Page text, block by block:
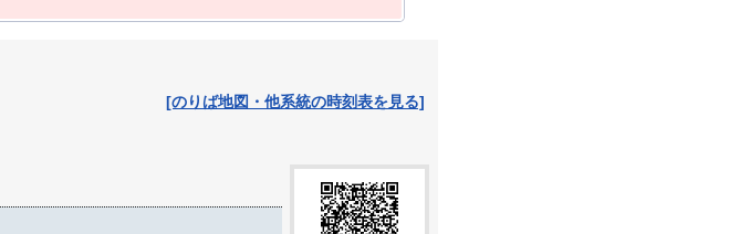
[のりば地図・他系統の時刻表を見る]